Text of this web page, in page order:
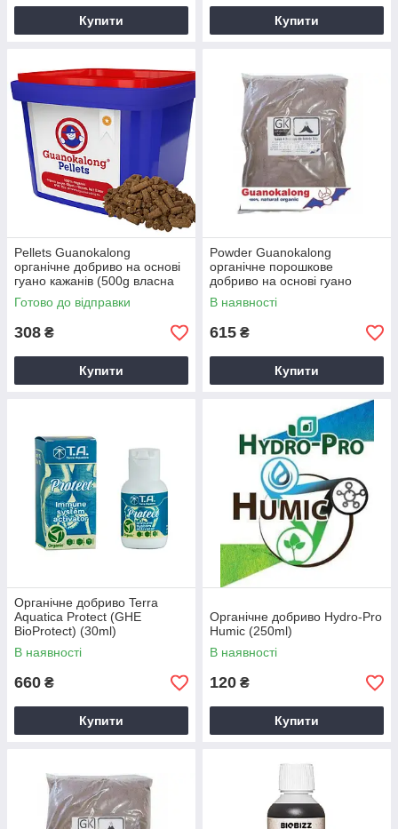
Купити Купити
Pellets Guanokalong
органічне добриво на основі
гуано кажанів (500g власна
фасовка)
Готово до відправки
308 ₴
Купити
Powder Guanokalong
органічне порошкове
добриво на основі гуано
кажанів (1kg власна фасовка)
В наявності
615 ₴
Купити
Органічне добриво Terra
Aquatica Protect (GHE
BioProtect) (30ml)
В наявності
660 ₴
Купити
Органічне добриво Hydro-Pro
Humic (250ml)
В наявності
120 ₴
Купити